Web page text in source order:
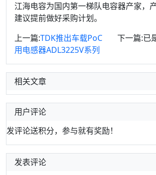
江海电容为国内第一梯队电容器产家，
建议提前做好采购计划。
上一篇:TDK推出车载PoC
用电感器ADL3225V系列
下一篇:已
相关文章
用户评论
发评论送积分，参与就有奖励！
发表评论